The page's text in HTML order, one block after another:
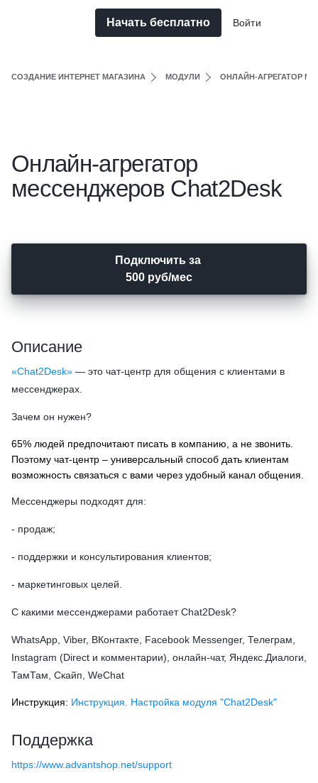
Начать бесплатно Войти
СОЗДАНИЕ ИНТЕРНЕТ МАГАЗИНА МОДУЛИ ОНЛАЙН-АГРЕГАТОР
Онлайн-агрегатор
мессенджеров Chat2Desk
Подключить за
500 руб/мес
Описание
«Chat2Desk» — это чат-центр для общения с клиентами в
мессенджерах.
Зачем он нужен?
65% людей предпочитают писать в компанию, а не звонить.
Поэтому чат-центр – универсальный способ дать клиентам
возможность связаться с вами через удобный канал общения.
Мессенджеры подходят для:
- продаж;
- поддержки и консультирования клиентов;
- маркетинговых целей.
С какими мессенджерами работает Chat2Desk?
WhatsApp, Viber, ВКонтакте, Facebook Messenger, Телеграм,
Instagram (Direct и комментарии), онлайн-чат, Яндекс.Диалоги,
ТамТам, Скайп, WeChat
Инструкция: Инструкция. Настройка модуля "Сhat2Desk"
Поддержка
https://www.advantshop.net/support